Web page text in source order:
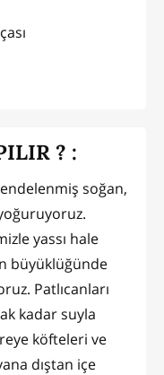
? :
soğan,
yassı hale
büyüklüğünde
Patlıcanları
kadar suyla
köfteleri ve
dıştan içe